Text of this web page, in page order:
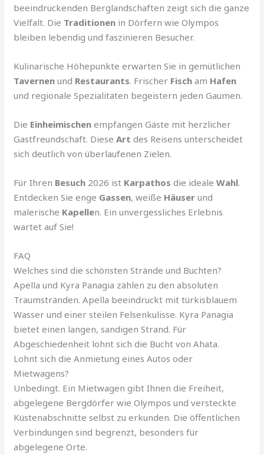
beeindruckenden Berglandschaften zeigt sich die ganze
Vielfalt. Die Traditionen in Dörfern wie Olympos
bleiben lebendig und faszinieren Besucher.
Kulinarische Höhepunkte erwarten Sie in gemütlichen
Tavernen und Restaurants. Frischer Fisch am Hafen
und regionale Spezialitäten begeistern jeden Gaumen.
Die Einheimischen empfangen Gäste mit herzlicher
Gastfreundschaft. DieseArt des Reisens unterscheidet
sich deutlich von überlaufenen Zielen.
Für Ihren Besuch 2026 ist Karpathos die idealeWahl.
Entdecken Sie enge Gassen, weiße Häuser und
malerische Kapellen. Ein unvergessliches Erlebnis
wartet auf Sie!
FAQ
Welches sind die schönsten Strände und Buchten?
Apella und Kyra Panagia zählen zu den absoluten
Traumstränden. Apella beeindruckt mit türkisblauem
Wasser und einer steilen Felsenkulisse. Kyra Panagia
bietet einen langen, sandigen Strand. Für
Abgeschiedenheit lohnt sich die Bucht von Ahata.
Lohnt sich die Anmietung eines Autos oder
Mietwagens?
Unbedingt. Ein Mietwagen gibt Ihnen die Freiheit,
abgelegene Bergdörfer wie Olympos und versteckte
Küstenabschnitte selbst zu erkunden. Die öffentlichen
Verbindungen sind begrenzt, besonders für
abgelegene Orte.